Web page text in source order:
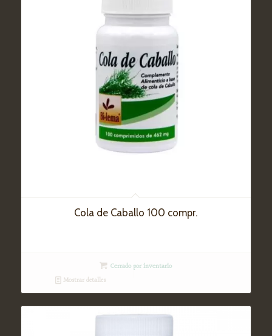
Cola de Caballo 100 compr.
Cerrado por inventario
Mostrar detalles